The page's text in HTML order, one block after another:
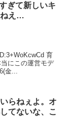
ぎて新しいキ
ねえ…
育
にこの運営モデ
金...
らねぇよ。オ
てないな、こ